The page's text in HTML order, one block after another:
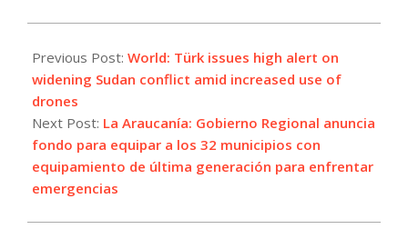
05-
11
Previous Post: World: Türk issues high alert on
widening Sudan conflict amid increased use of
drones
Next Post: La Araucanía: Gobierno Regional anuncia
fondo para equipar a los 32 municipios con
equipamiento de última generación para enfrentar
emergencias